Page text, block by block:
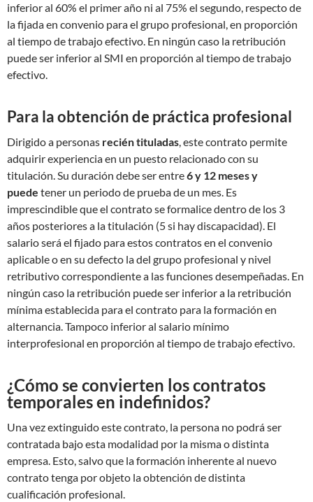
inferior al 60% el primer año ni al 75% el segundo, respecto de
la fijada en convenio para el grupo profesional, en proporción
al tiempo de trabajo efectivo. En ningún caso la retribución
puede ser inferior al SMI en proporción al tiempo de trabajo
efectivo.
Para la obtención de práctica profesional
Dirigido a personas recién tituladas, este contrato permite
adquirir experiencia en un puesto relacionado con su
titulación. Su duración debe ser entre6 y 12 meses y
puede tener un periodo de prueba de un mes. Es
imprescindible que el contrato se formalice dentro de los 3
años posteriores a la titulación (5 si hay discapacidad). El
salario será el fijado para estos contratos en el convenio
aplicable o en su defecto la del grupo profesional y nivel
retributivo correspondiente a las funciones desempeñadas. En
ningún caso la retribución puede ser inferior a la retribución
mínima establecida para el contrato para la formación en
alternancia. Tampoco inferior al salario mínimo
interprofesional en proporción al tiempo de trabajo efectivo.
¿Cómo se convierten los contratos
temporales en indefinidos?
Una vez extinguido este contrato, la persona no podrá ser
contratada bajo esta modalidad por la misma o distinta
empresa. Esto, salvo que la formación inherente al nuevo
contrato tenga por objeto la obtención de distinta
cualificación profesional.